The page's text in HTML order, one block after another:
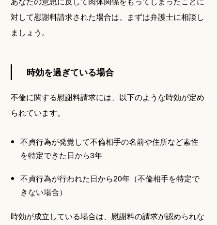
対して慰謝料請求された場合は、まずは弁護士に相談し
ましょう。
時効を過ぎている場合
不倫に関する慰謝料請求には、以下のような時効が定め
られています。
不貞行為が発覚して不倫相手の名前や住所など素性
を特定できた日から3年
不貞行為が行われた日から20年（不倫相手を特定で
きない場合）
時効が成立している場合は、慰謝料の請求が認められな